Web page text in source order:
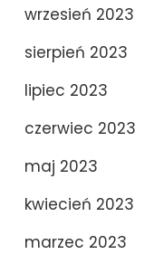
wrzesień 2023
sierpień 2023
lipiec 2023
czerwiec 2023
maj 2023
kwiecień 2023
marzec 2023